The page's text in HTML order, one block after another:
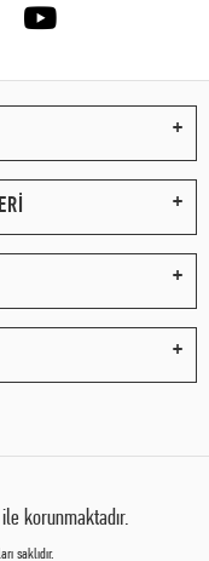
korunmaktadır.
saklıdır.